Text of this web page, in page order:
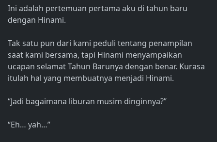
Ini adalah pertemuan pertama aku di tahun baru
dengan Hinami.
Tak satu pun dari kami peduli tentang penampilan
saat kami bersama, tapi Hinami menyampaikan
ucapan selamat Tahun Barunya dengan benar. Kurasa
itulah hal yang membuatnya menjadi Hinami.
“Jadi bagaimana liburan musim dinginnya?”
“Eh… yah…”